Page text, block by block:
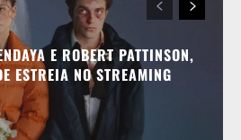
E ROBERT PATTINSON,
ESTREIA NO STREAMING